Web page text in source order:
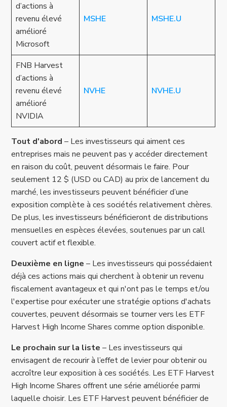
d’actions à
revenu élevé
amélioré
Microsoft
MSHE MSHE.U
FNB Harvest
d’actions à
revenu élevé
amélioré
NVIDIA
NVHE NVHE.U
Tout d'abord – Les investisseurs qui aiment ces
entreprises mais ne peuvent pas y accéder directement
en raison du coût, peuvent désormais le faire. Pour
seulement 12 $ (USD ou CAD) au prix de lancement du
marché, les investisseurs peuvent bénéficier d’une
exposition complète à ces sociétés relativement chères.
De plus, les investisseurs bénéficieront de distributions
mensuelles en espèces élevées, soutenues par un call
couvert actif et flexible.
Deuxième en ligne – Les investisseurs qui possédaient
déjà ces actions mais qui cherchent à obtenir un revenu
fiscalement avantageux et qui n'ont pas le temps et/ou
l'expertise pour exécuter une stratégie options d'achats
couvertes, peuvent désormais se tourner vers les ETF
Harvest High Income Shares comme option disponible.
Le prochain sur la liste – Les investisseurs qui
envisagent de recourir à l’effet de levier pour obtenir ou
accroître leur exposition à ces sociétés. Les ETF Harvest
High Income Shares offrent une série améliorée parmi
laquelle choisir. Les ETF Harvest peuvent bénéficier de